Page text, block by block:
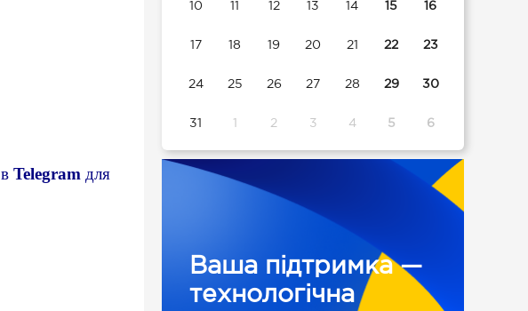
Telegram для
10 11 12 13 14 15 16
17 18 19 20 21 22 23
24 25 26 27 28 29 30
31 1 2 3 4 5 6
Ваша підтримка —
технологічна